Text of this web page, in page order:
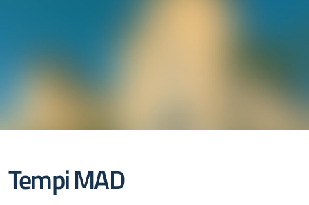
Tempi MAD